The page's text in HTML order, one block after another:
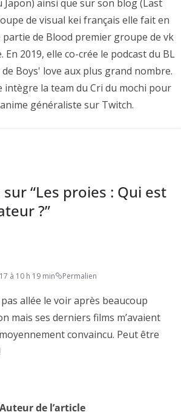
Japon) ainsi que sur son blog (Last
de visual kei français elle fait en
partie de Blood premier groupe de vk
En 2019, elle co-crée le podcast du BL
Boys' love aux plus grand nombre.
intègre la team du Cri du mochi pour
généraliste sur Twitch.
“Les proies : Qui est
?”
à 10 h 19 min Permalien
pas allée le voir après beaucoup
mais ses derniers films m’avaient
convaincu. Peut être
Auteur de l’article